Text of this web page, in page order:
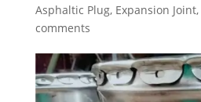
Asphaltic Plug, Expansion Joint,
comments